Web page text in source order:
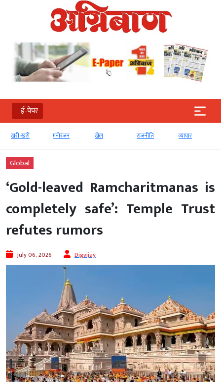
ई-पेपर
खरी-खरी मनोरंजन खेल राजनीति व्‍यापार
Global
‘Gold-leaved Ramcharitmanas is
completely safe’: Temple Trust
refutes rumors
July 06, 2026 Digvijay